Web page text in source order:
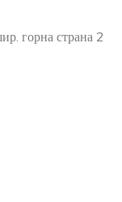
горна страна 2